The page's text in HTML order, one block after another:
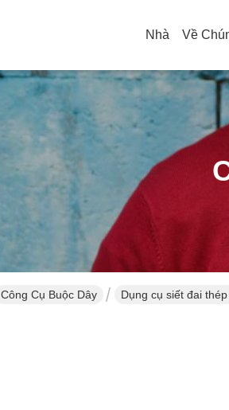
Nhà Về
Công Cụ Buộc Dây Dụng cụ siết đai